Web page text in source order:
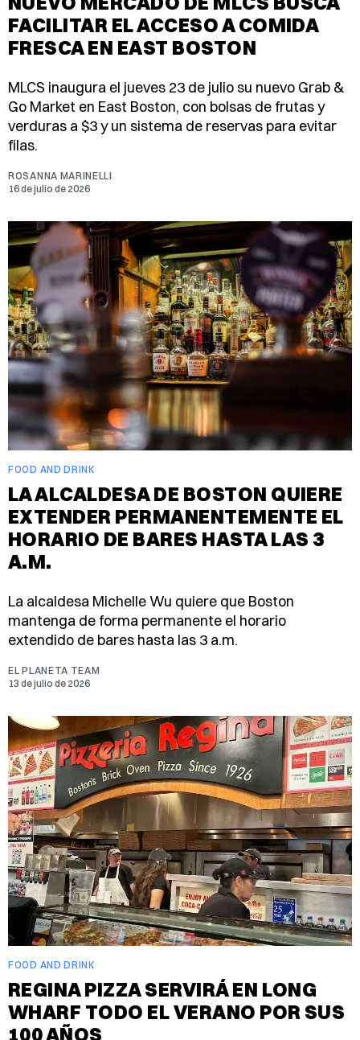
FACILITAR EL ACCESO A COMIDA
FRESCA EN EAST BOSTON
MLCS inaugura el jueves 23 de julio su nuevo Grab &
Go Market en East Boston, con bolsas de frutas y
verduras a $3 y un sistema de reservas para evitar
filas.
ROSANNA MARINELLI
16 de julio de 2026
FOOD AND DRINK
LA ALCALDESA DE BOSTON QUIERE
EXTENDER PERMANENTEMENTE EL
HORARIO DE BARES HASTA LAS 3
A.M.
La alcaldesa Michelle Wu quiere que Boston
mantenga de forma permanente el horario
extendido de bares hasta las 3 a.m.
EL PLANETA TEAM
13 de julio de 2026
FOOD AND DRINK
REGINA PIZZA SERVIRÁ EN LONG
WHARF TODO EL VERANO POR SUS
100 AÑOS